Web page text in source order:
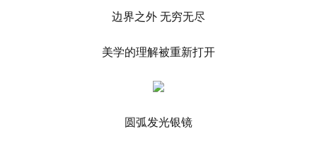
边界之外 无穷无尽
美学的理解被重新打开
圆弧发光银镜